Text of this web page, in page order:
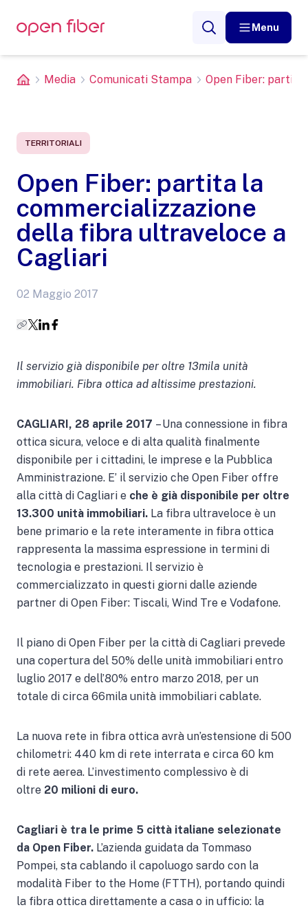
Menu
Media Comunicati Stampa Open Fiber: partita
TERRITORIALI
Open Fiber: partita la
commercializzazione
della fibra ultraveloce a
Cagliari
02 Maggio 2017
Il servizio già disponibile per oltre 13mila unità
immobiliari. Fibra ottica ad altissime prestazioni.
CAGLIARI, 28 aprile 2017 – Una connessione in fibra
ottica sicura, veloce e di alta qualità finalmente
disponibile per i cittadini, le imprese e la Pubblica
Amministrazione. E’ il servizio che Open Fiber offre
alla città di Cagliari e che è già disponibile per oltre
13.300 unità immobiliari. La fibra ultraveloce è un
bene primario e la rete interamente in fibra ottica
rappresenta la massima espressione in termini di
tecnologia e prestazioni. Il servizio è
commercializzato in questi giorni dalle aziende
partner di Open Fiber: Tiscali, Wind Tre e Vodafone.
Il piano di Open Fiber per la città di Cagliari prevede
una copertura del 50% delle unità immobiliari entro
luglio 2017 e dell’80% entro marzo 2018, per un
totale di circa 66mila unità immobiliari cablate.
La nuova rete in fibra ottica avrà un’estensione di 500
chilometri: 440 km di rete interrata e circa 60 km
di rete aerea. L’investimento complessivo è di
oltre 20 milioni di euro.
Cagliari è tra le prime 5 città italiane selezionate
da Open Fiber. L’azienda guidata da Tommaso
Pompei, sta cablando il capoluogo sardo con la
modalità Fiber to the Home (FTTH), portando quindi
la fibra ottica direttamente a casa o in ufficio: la